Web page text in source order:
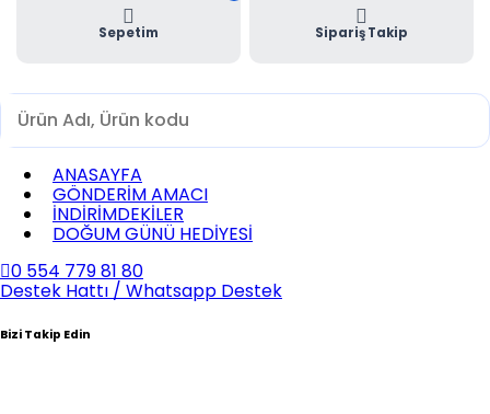
Sepetim Sipariş Takip
ANASAYFA
GÖNDERİM AMACI
İNDİRİMDEKİLER
DOĞUM GÜNÜ HEDİYESİ
0 554 779 81 80
Destek Hattı / Whatsapp Destek
Bizi Takip Edin